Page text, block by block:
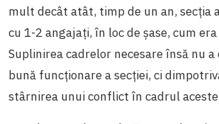
mult decât atât, timp de un an, secția
cu 1-2 angajați, în loc de șase, cum
Suplinirea cadrelor necesare însă nu a
bună funcționare a secției, ci
stârnirea unui conflict în cadrul